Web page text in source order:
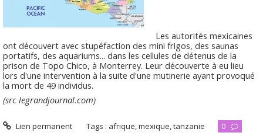
Les autorités mexicaines
ont découvert avec stupéfaction des mini frigos, des saunas
portatifs, des aquariums... dans les cellules de détenus de la
prison de Topo Chico, à Monterrey. Leur découverte à eu lieu
lors d'une intervention à la suite d'une mutinerie ayant provoqué
la mort de 49 individus.
(src legrandjournal.com)
Lien permanent Tags : afrique,mexique,tanzanie 0